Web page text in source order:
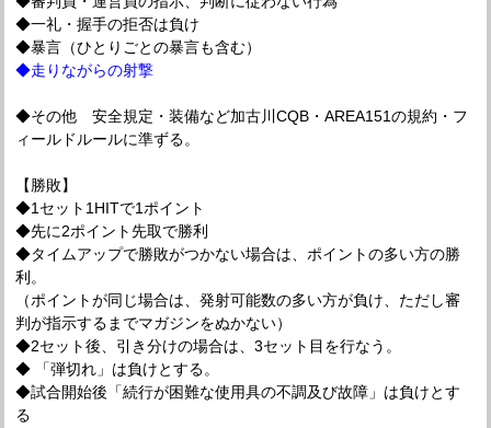
◆一礼・握手の拒否は負け
◆暴言（ひとりごとの暴言も含む）
◆走りながらの射撃
◆その他 安全規定・装備など加古川CQB・AREA151の規約・フ
ィールドルールに準ずる。
【勝敗】
◆1セット1HITで1ポイント
◆先に2ポイント先取で勝利
◆タイムアップで勝敗がつかない場合は、ポイントの多い方の勝
利。
（ポイントが同じ場合は、発射可能数の多い方が負け、ただし審
判が指示するまでマガジンをぬかない）
◆2セット後、引き分けの場合は、3セット目を行なう。
◆ 「弾切れ」は負けとする。
◆試合開始後「続行が困難な使用具の不調及び故障」は負けとす
る